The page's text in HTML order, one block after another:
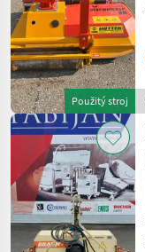
Fischer
3
Aedes
1
Braun
1
Perfect
1
Sonstige
1
MARKETPLACE
Použitý stroj